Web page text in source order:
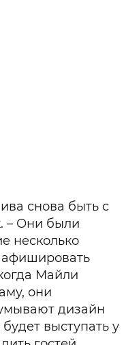
снова быть с
– Они были
несколько
афишировать
Майли
они
дизайн
выступать у